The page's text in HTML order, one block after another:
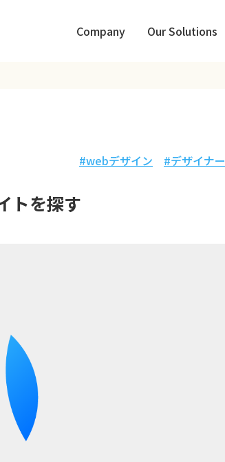
Company Our Solutions
webデザイン デザイナー
トを探す